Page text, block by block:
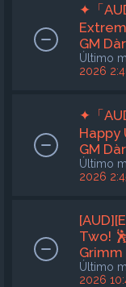
✦「
GM
Último
2026
✦「
GM
Último
2026
Two!
Grimm
Último
2026